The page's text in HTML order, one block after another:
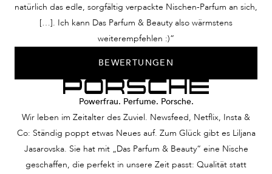
natürlich das edle, sorgfältig verpackte Nischen-Parfum an sich,
[…]. Ich kann Das Parfum & Beauty also wärmstens
weiterempfehlen :)“
BEWERTUNGEN
Powerfrau. Perfume. Porsche.
Wir leben im Zeitalter des Zuviel. Newsfeed, Netflix, Insta &
Co: Ständig poppt etwas Neues auf. Zum Glück gibt es Liljana
Jasarovska. Sie hat mit „Das Parfum & Beauty“ eine Nische
geschaffen, die perfekt in unsere Zeit passt: Qualität statt